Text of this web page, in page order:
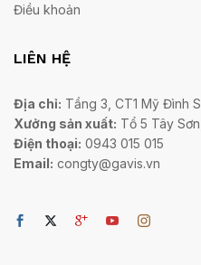
Điều khoản
LIÊN HỆ
Địa chỉ: Tầng 3, CT1 Mỹ Đình
Xưởng sản xuất: Tổ 5 Tây
Điện thoại: 0943 015 015
Email: congty@gavis.vn